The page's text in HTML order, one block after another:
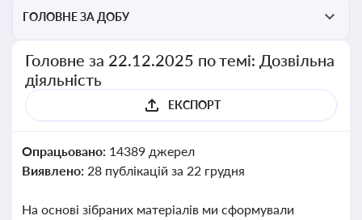
ГОЛОВНЕ ЗА ДОБУ
Головне за 22.12.2025 по темі: Дозвільна
діяльність
ЕКСПОРТ
Опрацьовано: 14389 джерел
Виявлено: 28 публікацій за 22 грудня
На основі зібраних матеріалів ми сформували